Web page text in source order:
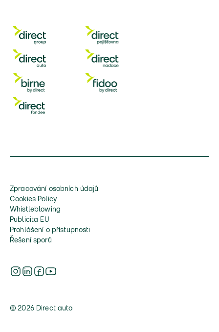
Zpracování osobních údajů
Cookies Policy
Whistleblowing
Publicita EU
Prohlášení o přístupnosti
Řešení sporů
© 2026 Direct auto